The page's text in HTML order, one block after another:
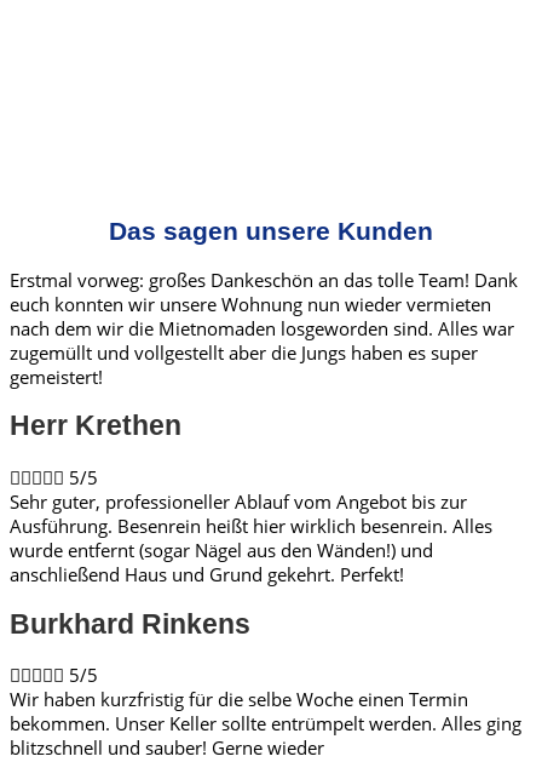
Das sagen unsere Kunden
Erstmal vorweg: großes Dankeschön an das tolle Team! Dank
euch konnten wir unsere Wohnung nun wieder vermieten
nach dem wir die Mietnomaden losgeworden sind. Alles war
zugemüllt und vollgestellt aber die Jungs haben es super
gemeistert!
Herr Krethen​
 5/5
Sehr guter, professioneller Ablauf vom Angebot bis zur
Ausführung. Besenrein heißt hier wirklich besenrein. Alles
wurde entfernt (sogar Nägel aus den Wänden!) und
anschließend Haus und Grund gekehrt. Perfekt!
Burkhard Rinkens​
 5/5
Wir haben kurzfristig für die selbe Woche einen Termin
bekommen. Unser Keller sollte entrümpelt werden. Alles ging
blitzschnell und sauber! Gerne wieder